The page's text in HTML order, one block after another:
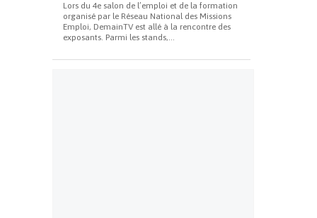
Lors du 4e salon de l’emploi et de la formation
organisé par le Réseau National des Missions
Emploi, DemainTV est allé à la rencontre des
exposants. Parmi les stands,...